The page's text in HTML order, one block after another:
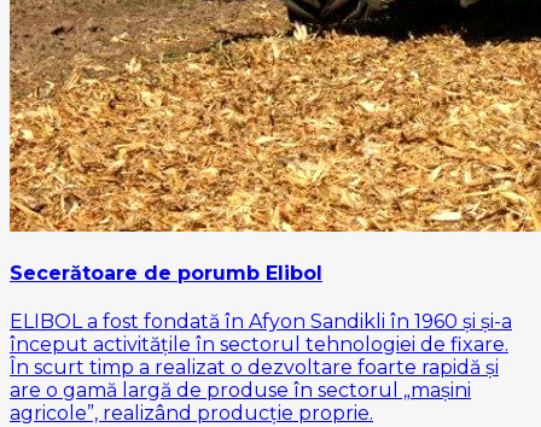
Secerătoare de porumb Elibol
ELIBOL a fost fondată în Afyon Sandikli în 1960 și și-a
început activitățile în sectorul tehnologiei de fixare.
În scurt timp a realizat o dezvoltare foarte rapidă și
are o gamă largă de produse în sectorul „mașini
agricole”, realizând producție proprie.